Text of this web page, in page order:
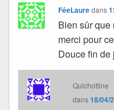
FéeLauredans
Bien sûr que
merci pour
Douce fin
Quichottine
dans18/04/